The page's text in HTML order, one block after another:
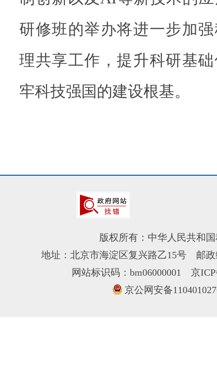
研修班的举办将进一步加
理共享工作，提升科研基
牢科技强国的建设根基。
版权所有：中华人民共和
地址：北京市海淀区复兴路乙15号 邮
网站标识码：bm06000001 京
京公网安备